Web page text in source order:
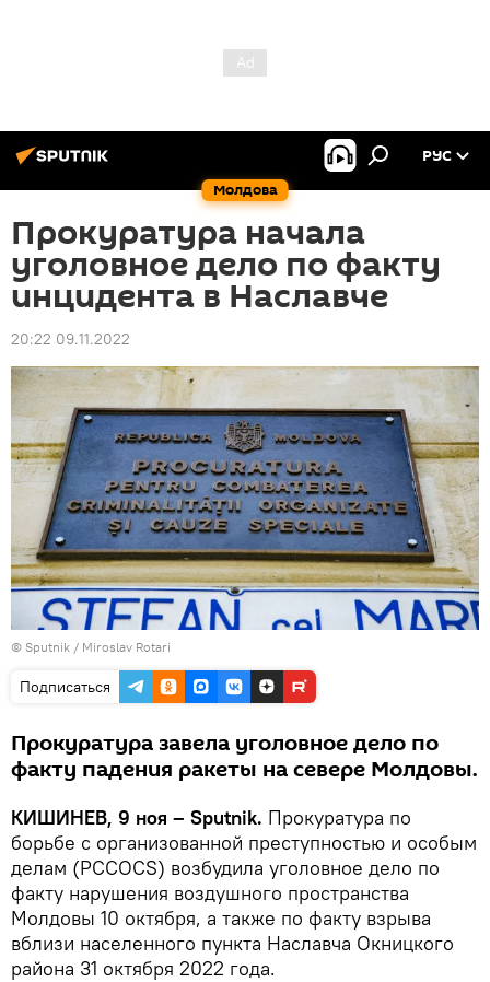
Молдова
РУС
Прокуратура начала
уголовное дело по факту
инцидента в Наславче
20:22 09.11.2022
© Sputnik / Miroslav Rotari
Подписаться
Прокуратура завела уголовное дело по
факту падения ракеты на севере Молдовы.
КИШИНЕВ, 9 ноя – Sputnik. Прокуратура по
борьбе с организованной преступностью и особым
делам (PCCOCS) возбудила уголовное дело по
факту нарушения воздушного пространства
Молдовы 10 октября, а также по факту взрыва
вблизи населенного пункта Наславча Окницкого
района 31 октября 2022 года.